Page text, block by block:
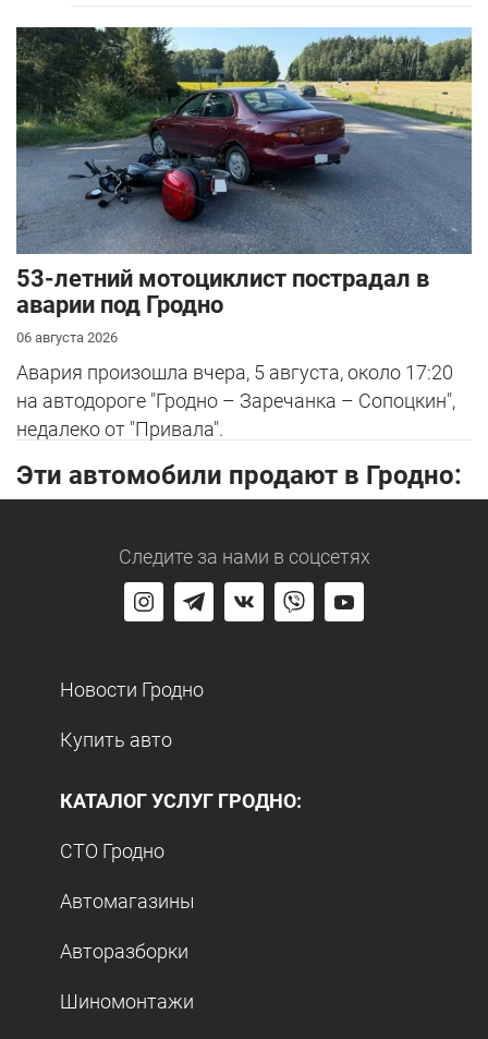
53-летний мотоциклист пострадал в
аварии под Гродно
06 августа 2026
Авария произошла вчера, 5 августа, около 17:20
на автодороге "Гродно – Заречанка – Сопоцкин",
недалеко от "Привала".
Эти автомобили продают в Гродно:
Следите за нами в соцсетях
Новости Гродно
Купить авто
КАТАЛОГ УСЛУГ ГРОДНО:
СТО Гродно
Автомагазины
Авторазборки
Шиномонтажи